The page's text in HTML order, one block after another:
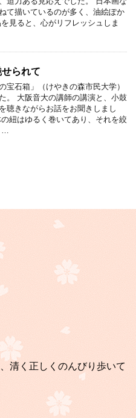
て描いているのが多く、油絵ぽか
見ると、心がリフレッシュしま
られて
宝石箱」（けやきの森市民大学）
。 大阪音大の講師の講演と、小鼓
聴きながらお話をお聞きしまし
紐はゆるく巻いてあり、それを絞
清く正しくのんびり歩いて